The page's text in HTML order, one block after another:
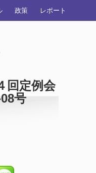
政策 レポート
回定例会
号